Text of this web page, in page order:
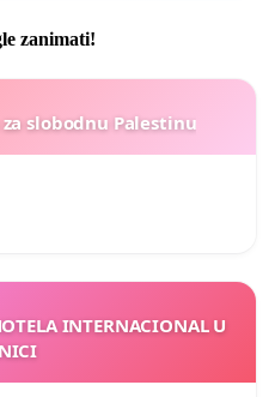
zanimati!
slobodnu Palestinu
INTERNACIONAL U